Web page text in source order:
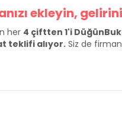
ekleyin,
her 4 çiftten 1'i
teklifi alıyor. Siz de